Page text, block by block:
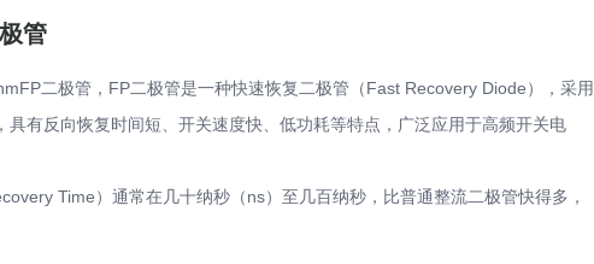
管
二极管，FP二极管是一种快速恢复二极管（Fast Recovery Diode），采用
具有反向恢复时间短、开关速度快、低功耗等特点，广泛应用于高频开关电
Time）通常在几十纳秒（ns）至几百纳秒，比普通整流二极管快得多，